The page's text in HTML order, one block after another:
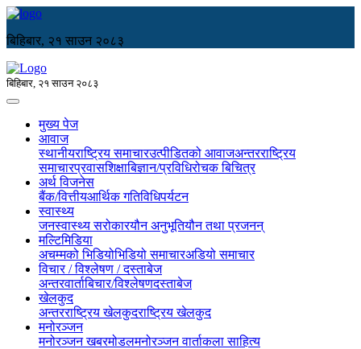
बिहिबार, २१ साउन २०८३
बिहिबार, २१ साउन २०८३
मुख्य पेज
आवाज
स्थानीयराष्ट्रिय समाचारउत्पीडितको आवाजअन्तरराष्ट्रिय
समाचारप्रवासशिक्षाबिज्ञान/प्रविधिरोचक बिचित्र
अर्थ विजनेस
बैंक/वित्तीयआर्थिक गतिविधिपर्यटन
स्वास्थ्य
जनस्वास्थ्य सरोकारयौन अनुभूतियौन तथा प्रजनन्
मल्टिमिडिया
अचम्मको भिडियोभिडियो समाचारअडियो समाचार
विचार / विश्लेषण / दस्ताबेज
अन्तरवार्ताबिचार/विश्लेषणदस्ताबेज
खेलकुद
अन्तरराष्ट्रिय खेलकुदराष्ट्रिय खेलकुद
मनोरञ्जन
मनोरञ्जन खबरमोडलमनोरञ्जन वार्ताकला साहित्य